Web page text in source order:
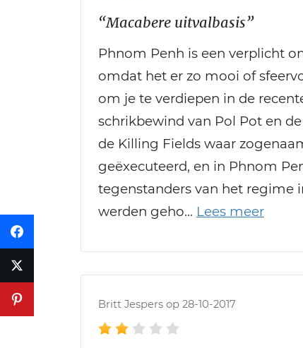
“Macabere uitvalbasis”
Phnom Penh is een verplicht
omdat het er zo mooi of
om je te verdiepen in de
schrikbewind van Pol Pot en
de Killing Fields waar
geëxecuteerd, en in Phnom
tegenstanders van het regime
werden geho
Britt Jespers op 28-10-2017